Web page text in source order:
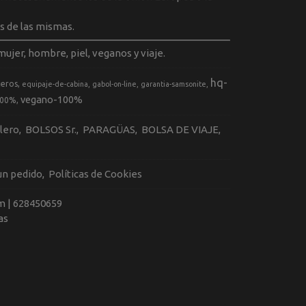
de las mismas.
hombre, piel, veganos y viaje.
equipaje-de-cabina gabol-on-line garantia-samsonite
hq-
vegano-100%
BOLSOS Sr. PARAGÜAS
BOLSA DE VIAJE
pedido Políticas de Cookies
| 628450659